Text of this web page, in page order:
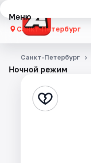
Меню
Санкт-Петербург
Концерты
Стендап
Ночной режим
Санкт-Петербург